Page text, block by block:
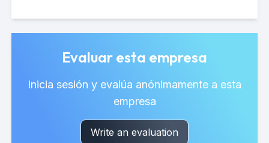
Evaluar esta empresa
Inicia sesión y evalúa anónimamente a esta
empresa
Write an evaluation